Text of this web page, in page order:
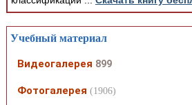
Учебный материал
Видеогалерея 899
Фотогалерея (1906)